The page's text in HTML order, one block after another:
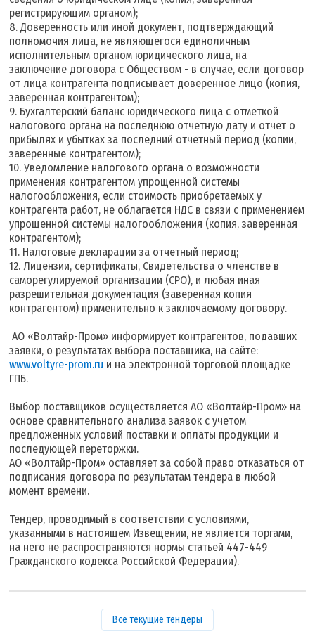
регистрирующим органом);
8. Доверенность или иной документ, подтверждающий
полномочия лица, не являющегося единоличным
исполнительным органом юридического лица, на
заключение договора с Обществом - в случае, если договор
от лица контрагента подписывает доверенное лицо (копия,
заверенная контрагентом);
9. Бухгалтерский баланс юридического лица с отметкой
налогового органа на последнюю отчетную дату и отчет о
прибылях и убытках за последний отчетный период (копии,
заверенные контрагентом);
10. Уведомление налогового органа о возможности
применения контрагентом упрощенной системы
налогообложения, если стоимость приобретаемых у
контрагента работ, не облагается НДС в связи с применением
упрощенной системы налогообложения (копия, заверенная
контрагентом);
11. Налоговые декларации за отчетный период;
12. Лицензии, сертификаты, Свидетельства о членстве в
саморегулируемой организации (СРО), и любая иная
разрешительная документация (заверенная копия
контрагентом) применительно к заключаемому договору.
АО «Волтайр-Пром» информирует контрагентов, подавших
заявки, о результатах выбора поставщика, на сайте:
www.voltyre-prom.ru и на электронной торговой площадке
ГПБ.
Выбор поставщиков осуществляется АО «Волтайр-Пром» на
основе сравнительного анализа заявок с учетом
предложенных условий поставки и оплаты продукции и
последующей переторжки.
АО «Волтайр-Пром» оставляет за собой право отказаться от
подписания договора по результатам тендера в любой
момент времени.
Тендер, проводимый в соответствии с условиями,
указанными в настоящем Извещении, не является торгами,
на него не распространяются нормы статьей 447-449
Гражданского кодекса Российской Федерации).
Все текущие тендеры